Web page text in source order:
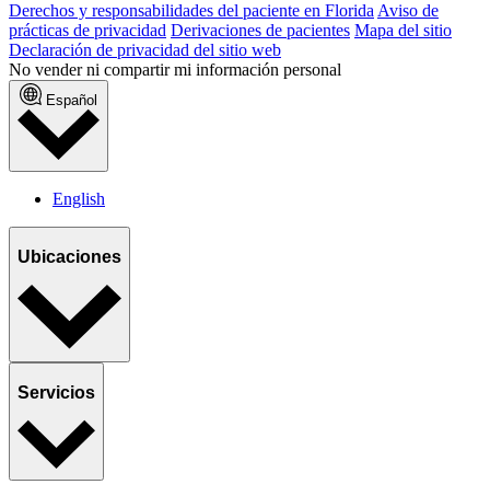
Derechos y responsabilidades del paciente en Florida Aviso de
prácticas de privacidad Derivaciones de pacientes Mapa del sitio
Declaración de privacidad del sitio web
No vender ni compartir mi información personal
Español
English
Ubicaciones
Servicios